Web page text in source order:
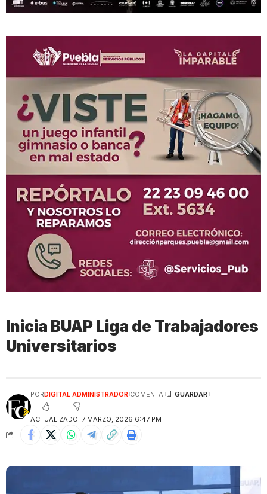
Inicia BUAP Liga de Trabajadores
Universitarios
ACTUALIZADO: 7 MARZO, 2026 6:47 PM
PORDIGITAL ADMINISTRADOR COMENTA